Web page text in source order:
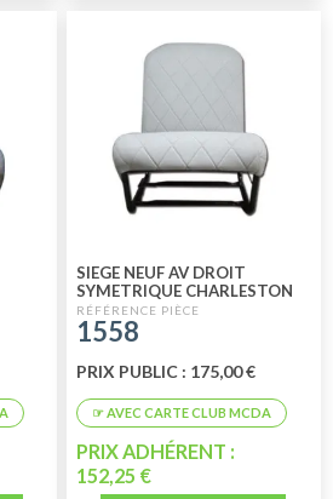
SIEGE NEUF AV DROIT
SYMETRIQUE CHARLESTON
1558
PRIX PUBLIC : 175,00 €
PRIX ADHÉRENT :
152,25 €